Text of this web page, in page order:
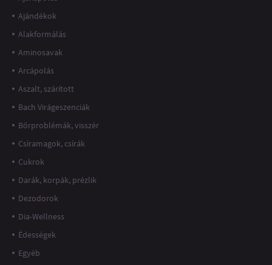
Ajándékok
Alakformálás
Aminosavak
Arcápolás
Aszalt, szárított
Bach Virágeszenciák
Bőrproblémák, visszér
Csíramagok, csírák
Cukrok
Darák, korpák, prézlik
Dezodorok
Dia-Wellness
Édességek
Egyéb